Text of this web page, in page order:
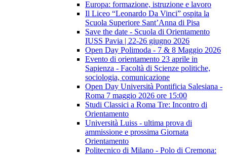
Europa: formazione, istruzione e lavoro
Il Liceo “Leonardo Da Vinci” ospita la
Scuola Superiore Sant’Anna di Pisa
Save the date - Scuola di Orientamento
IUSS Pavia | 22-26 giugno 2026
Open Day Polimoda - 7 & 8 Maggio 2026
Evento di orientamento 23 aprile in
Sapienza - Facoltà di Scienze politiche,
sociologia, comunicazione
Open Day Università Pontificia Salesiana -
Roma 7 maggio 2026 ore 15:00
Studi Classici a Roma Tre: Incontro di
Orientamento
Università Luiss - ultima prova di
ammissione e prossima Giornata
Orientamento
Politecnico di Milano - Polo di Cremona: